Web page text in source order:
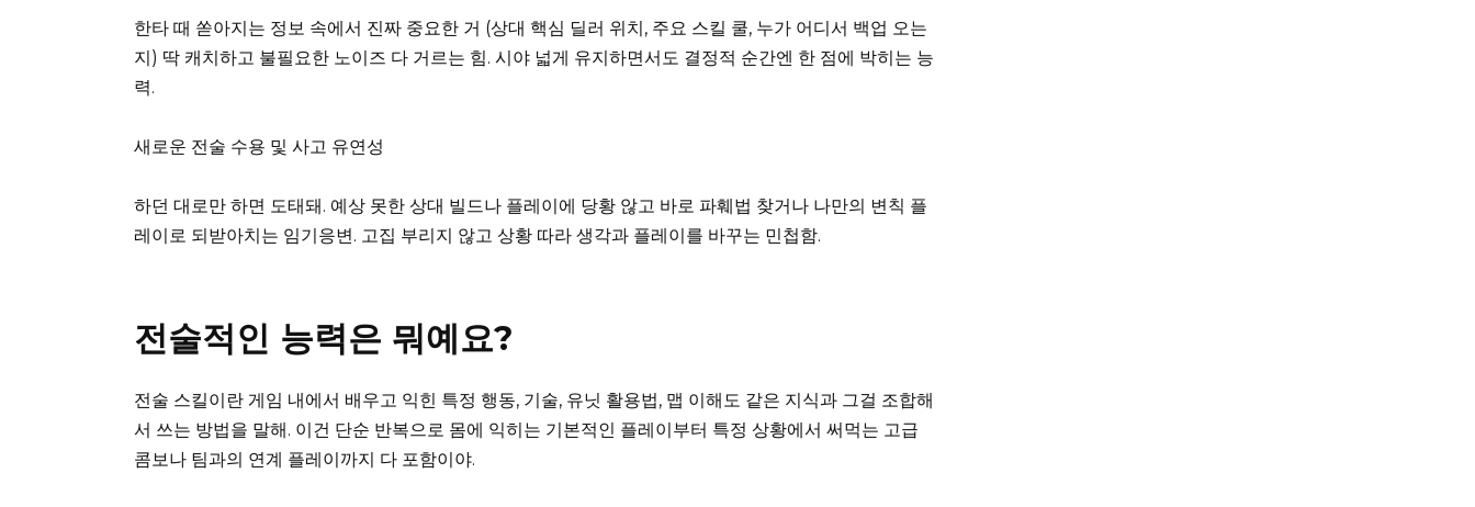
한타 때 쏟아지는 정보 속에서 진짜 중요한 거 (상대 핵심 딜러 위치, 주요 스킬 쿨, 누가 어디서 백업 오는
지) 딱 캐치하고 불필요한 노이즈 다 거르는 힘. 시야 넓게 유지하면서도 결정적 순간엔 한 점에 박히는 능
력.
새로운 전술 수용 및 사고 유연성
하던 대로만 하면 도태돼. 예상 못한 상대 빌드나 플레이에 당황 않고 바로 파훼법 찾거나 나만의 변칙 플
레이로 되받아치는 임기응변. 고집 부리지 않고 상황 따라 생각과 플레이를 바꾸는 민첩함.
전술적인 능력은 뭐예요?
전술 스킬이란 게임 내에서 배우고 익힌 특정 행동, 기술, 유닛 활용법, 맵 이해도 같은 지식과 그걸 조합해
서 쓰는 방법을 말해. 이건 단순 반복으로 몸에 익히는 기본적인 플레이부터 특정 상황에서 써먹는 고급
콤보나 팀과의 연계 플레이까지 다 포함이야.